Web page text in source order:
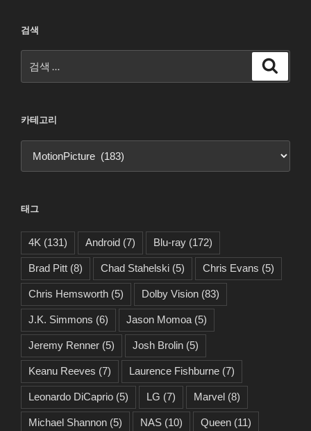
검색
색:
카테고리
태그
4K (131) Android (7) Blu-ray (172)
Brad Pitt (8) Chad Stahelski (5) Chris Evans (5)
Chris Hemsworth (5) Dolby Vision (83)
J.K. Simmons (6) Jason Momoa(5)
Jeremy Renner (5) Josh Brolin (5)
Keanu Reeves (7) Laurence Fishburne (7)
Leonardo DiCaprio (5) LG (7) Marvel (8)
Michael Shannon (5) NAS (10) Queen (11)